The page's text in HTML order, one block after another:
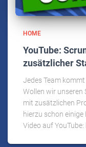
HOME
YouTube:
zusätzlicher
Jedes Team
Wollen wir unseren
mit zusätzlichen
hierzu schon
Video auf